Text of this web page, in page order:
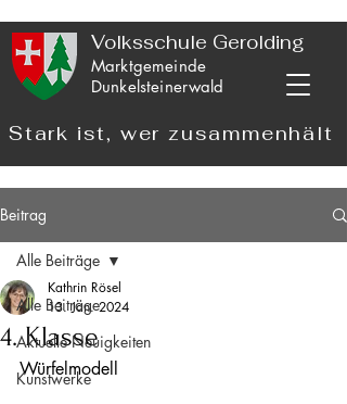
Volksschule Gerolding
Marktgemeinde
Dunkelsteinerwald
Stark ist, wer zusammenhält
Beitrag
Alle Beiträge
Aktuelle Neuigkeiten
Kunstwerke
Alle Beiträge
4. Klasse
Kathrin Rösel
13. Jan. 2024
Würfelmodell